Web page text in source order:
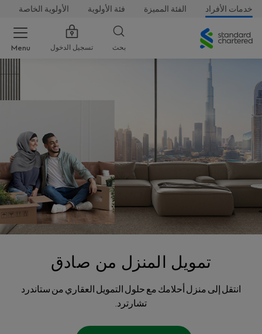
خدمات الأفراد الفئة المميزة فئة الأولوية
الأولوية الخاصة
ستاندرد
تشارترد
بحث تسجيل الدخول Menu
تمويل المنزل من صادق
انتقل إلى منزل أحلامك مع حلول التمويل العقاري من ستاندرد
تشارترد.